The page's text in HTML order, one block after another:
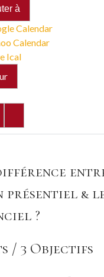
à
Calendar
Calendar
Ical
présentiel &
?
/ 3 Objectifs